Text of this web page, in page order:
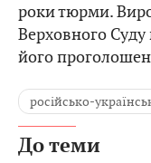
роки тюрми.
Верховного Суду
його
російсько-
До теми